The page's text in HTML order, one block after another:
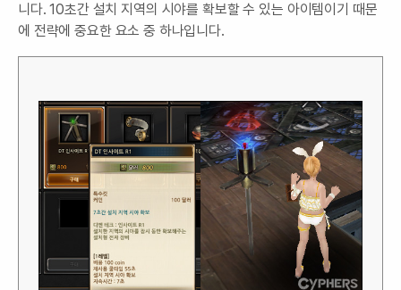
니다. 10초간 설치 지역의 시야를 확보할 수 있는 아이템이기 때문
에 전략에 중요한 요소 중 하나입니다.